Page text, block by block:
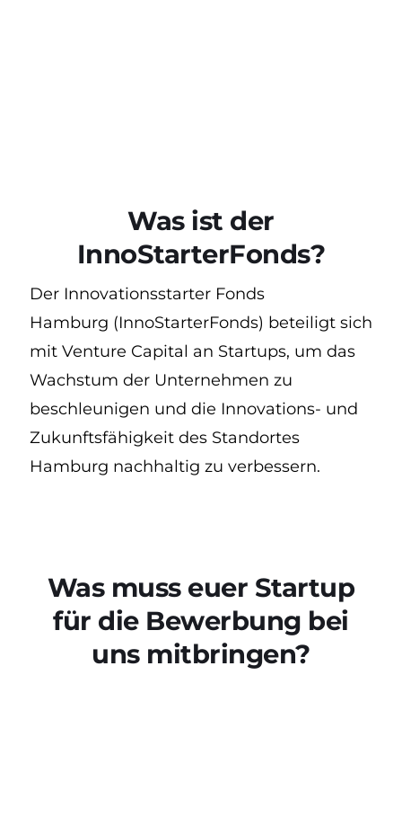
Was ist der
InnoStarterFonds?
Der Innovationsstarter Fonds
Hamburg (InnoStarterFonds) beteiligt sich
mit Venture Capital an Startups, um das
Wachstum der Unternehmen zu
beschleunigen und die Innovations- und
Zukunftsfähigkeit des Standortes
Hamburg nachhaltig zu verbessern.
Was muss euer Startup
für die Bewerbung bei
uns mitbringen?